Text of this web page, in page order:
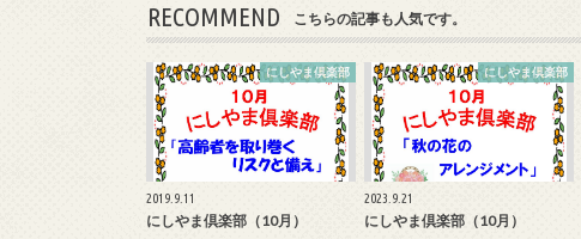
RECOMMEND こちらの記事も人気です。
にしやま倶楽部
2019.9.11
にしやま倶楽部（10月）
にしやま倶楽部
2023.9.21
にしやま倶楽部（10月）